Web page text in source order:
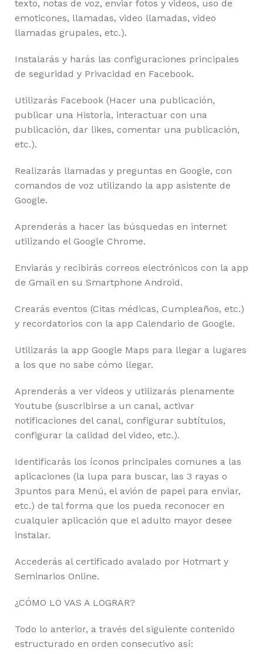
texto, notas de voz, enviar fotos y videos, uso de
emoticones, llamadas, video llamadas, video
llamadas grupales, etc.).
Instalarás y harás las configuraciones principales
de seguridad y Privacidad en Facebook.
Utilizarás Facebook (Hacer una publicación,
publicar una Historia, interactuar con una
publicación, dar likes, comentar una publicación,
etc.).
Realizarás llamadas y preguntas en Google, con
comandos de voz utilizando la app asistente de
Google.
Aprenderás a hacer las búsquedas en internet
utilizando el Google Chrome.
Enviarás y recibirás correos electrónicos con la app
de Gmail en su Smartphone Android.
Crearás eventos (Citas médicas, Cumpleaños, etc.)
y recordatorios con la app Calendario de Google.
Utilizarás la app Google Maps para llegar a lugares
a los que no sabe cómo llegar.
Aprenderás a ver videos y utilizarás plenamente
Youtube (suscribirse a un canal, activar
notificaciones del canal, configurar subtítulos,
configurar la calidad del video, etc.).
Identificarás los íconos principales comunes a las
aplicaciones (la lupa para buscar, las 3 rayas o
3puntos para Menú, el avión de papel para enviar,
etc.) de tal forma que los pueda reconocer en
cualquier aplicación que el adulto mayor desee
instalar.
Accederás al certificado avalado por Hotmart y
Seminarios Online.
¿CÓMO LO VAS A LOGRAR?
Todo lo anterior, a través del siguiente contenido
estructurado en orden consecutivo así: